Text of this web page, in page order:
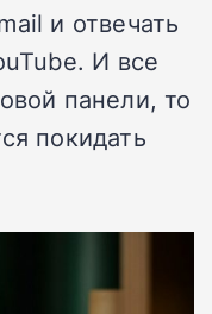
и отвечать
И все
панели, то
покидать